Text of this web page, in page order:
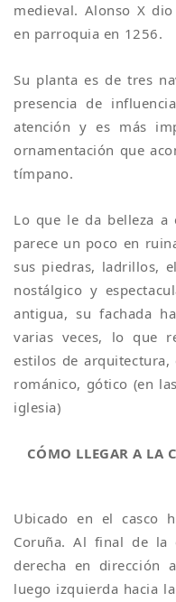
medieval. Alonso X
en parroquia en 1256.
Su planta es de tres
presencia de
atención y es más
ornamentación que
tímpano.
Lo que le da belleza a
parece un poco en
sus piedras, ladrillos,
nostálgico y
antigua, su fachada
varias veces, lo que
estilos de
románico, gótico (en
iglesia)
CÓMO LLEGAR A LA
Ubicado en el casco
Coruña. Al final de la
derecha en dirección
luego izquierda hacia